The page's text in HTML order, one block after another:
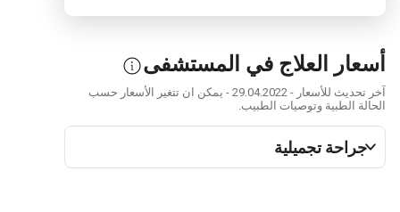
أسعار العلاج في المستشفى
آخر تحديث للأسعار - 29.04.2022 - يمكن ان تتغير الأسعار حسب
الحالة الطبية وتوصيات الطبيب.
جراحة تجميلية